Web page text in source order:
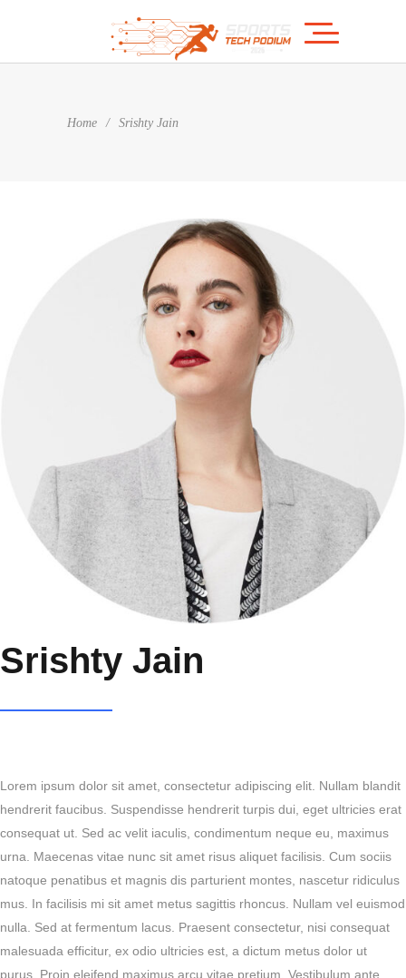
Home / Srishty Jain
Srishty Jain
Lorem ipsum dolor sit amet, consectetur adipiscing elit. Nullam blandit
hendrerit faucibus. Suspendisse hendrerit turpis dui, eget ultricies erat
consequat ut. Sed ac velit iaculis, condimentum neque eu, maximus
urna. Maecenas vitae nunc sit amet risus aliquet facilisis. Cum sociis
natoque penatibus et magnis dis parturient montes, nascetur ridiculus
mus. In facilisis mi sit amet metus sagittis rhoncus. Nullam vel euismod
nulla. Sed at fermentum lacus. Praesent consectetur, nisi consequat
malesuada efficitur, ex odio ultricies est, a dictum metus dolor ut
purus. Proin eleifend maximus arcu vitae pretium. Vestibulum ante